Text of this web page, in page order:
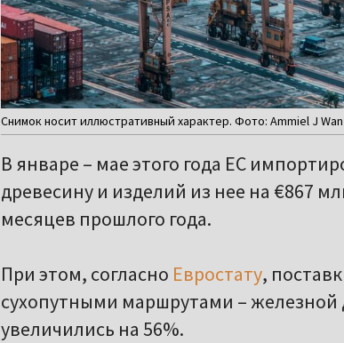
Снимок носит иллюстративный характер. Фото: Ammiel J
В январе – мае этого года ЕС
древесину и изделий из нее на €867
месяцев прошлого года.
При этом, согласно Евростату,
сухопутными маршрутами – железной
увеличились на 56%.